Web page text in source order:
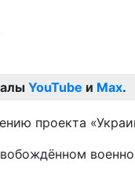
YouTube и Max.
проекта